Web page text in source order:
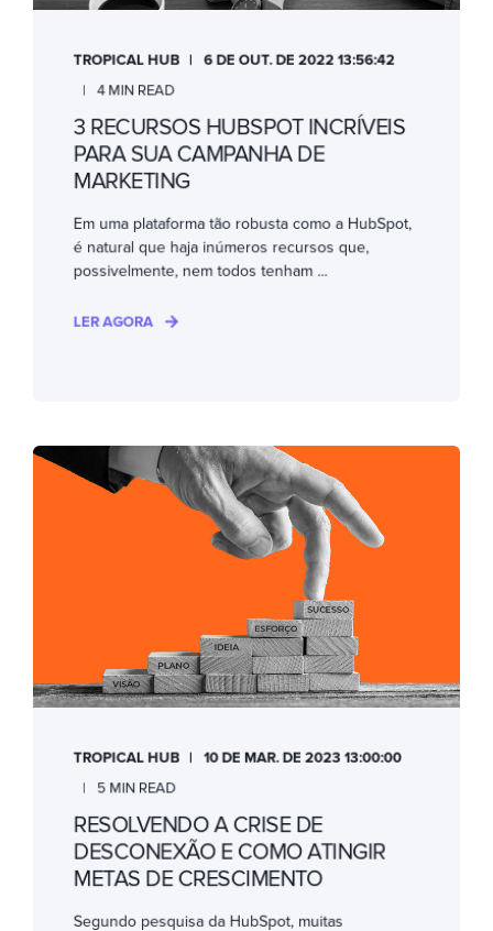
TROPICAL HUB 6 DE OUT. DE 2022 13:56:42
4 MIN READ
3 RECURSOS HUBSPOT INCRÍVEIS
PARA SUA CAMPANHA DE
MARKETING
Em uma plataforma tão robusta como a HubSpot,
é natural que haja inúmeros recursos que,
possivelmente, nem todos tenham ...
LER AGORA
TROPICAL HUB 10 DE MAR. DE 2023 13:00:00
5 MIN READ
RESOLVENDO A CRISE DE
DESCONEXÃO E COMO ATINGIR
METAS DE CRESCIMENTO
Segundo pesquisa da HubSpot, muitas